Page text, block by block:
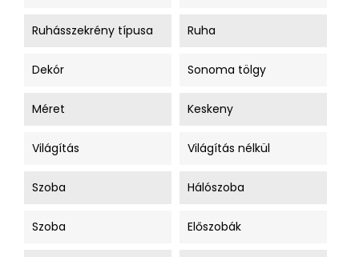
Ruhásszekrény típusa Ruha
Dekór Sonoma tölgy
Méret Keskeny
Világítás Világítás nélkül
Szoba Hálószoba
Szoba Előszobák